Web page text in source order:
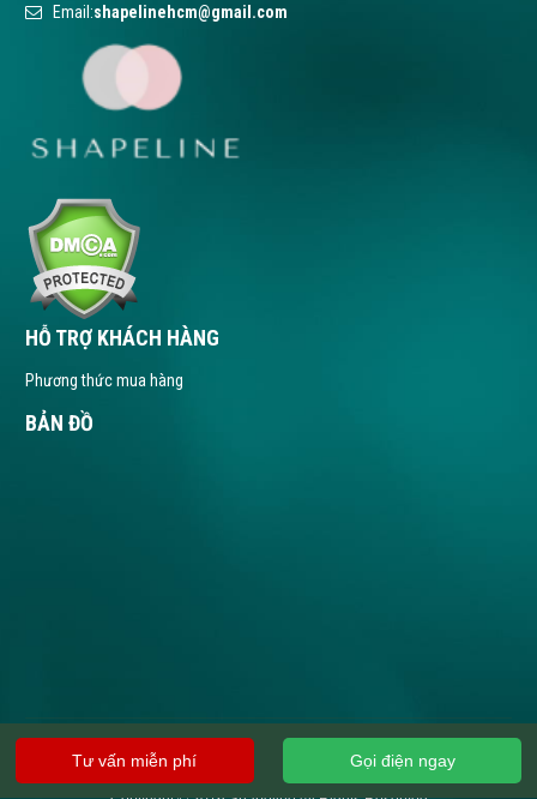
Email:shapelinehcm@gmail.com
HỖ TRỢ KHÁCH HÀNG
Phương thức mua hàng
BẢN ĐỒ
Tư vấn miễn phí Gọi điện ngay